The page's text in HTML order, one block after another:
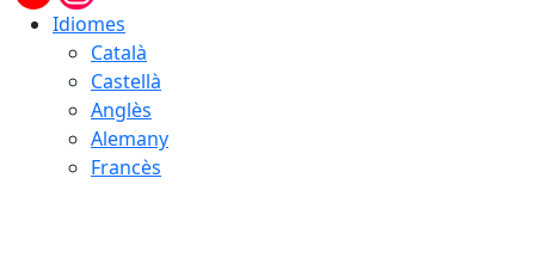
Idiomes
Català
Castellà
Anglès
Alemany
Francès